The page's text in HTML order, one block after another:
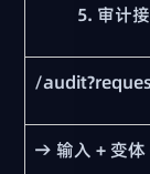
5. 审计
/
→ 输入 + 变